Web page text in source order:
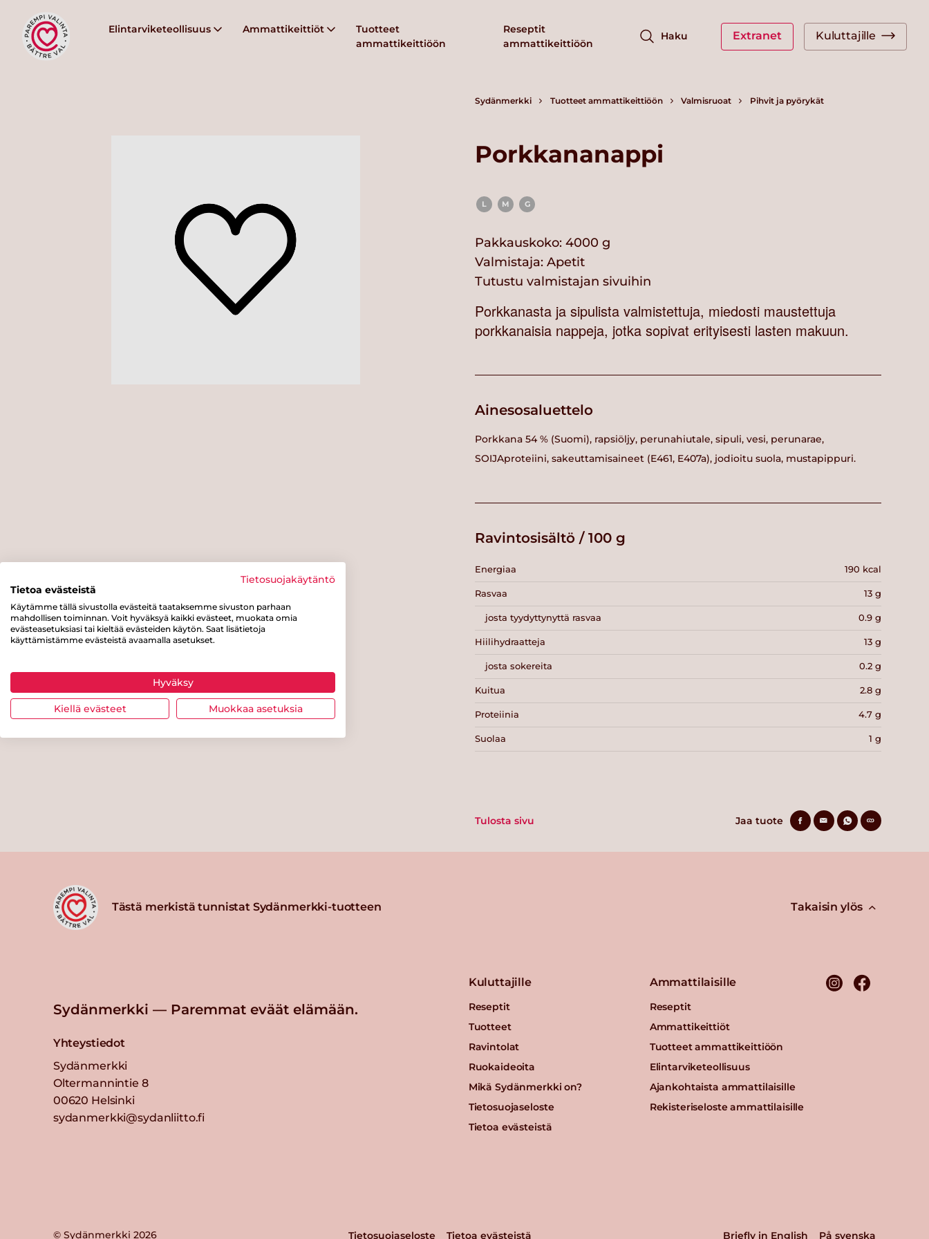
Elintarviketeollisuus Ammattikeittiöt
Tuotteet
ammattikeittiöön
Reseptit
ammattikeittiöön
Haku Extranet Kuluttajille
Sydänmerkki Tuotteet ammattikeittiöön Valmisruoat Pihvit ja pyörykät
Porkkananappi
L M G
Pakkauskoko: 4000 g
Valmistaja: Apetit
Tutustu valmistajan sivuihin
Porkkanasta ja sipulista valmistettuja, miedosti maustettuja
porkkanaisia nappeja, jotka sopivat erityisesti lasten makuun.
Ainesosaluettelo
Porkkana 54 % (Suomi), rapsiöljy, perunahiutale, sipuli, vesi, perunarae,
SOIJAproteiini, sakeuttamisaineet (E461, E407a), jodioitu suola, mustapippuri.
Ravintosisältö / 100 g
Energiaa 190 kcal
Rasvaa 13 g
josta tyydyttynyttä rasvaa 0.9 g
Hiilihydraatteja 13 g
josta sokereita 0.2 g
Kuitua 2.8 g
Proteiinia 4.7 g
Suolaa 1 g
Tulosta sivu Jaa tuote
Tästä merkistä tunnistat Sydänmerkki-tuotteen Takaisin ylös
Sydänmerkki — Paremmat eväät elämään.
Yhteystiedot
Sydänmerkki
Oltermannintie 8
00620 Helsinki
sydanmerkki@sydanliitto.fi
Kuluttajille
Reseptit
Tuotteet
Ravintolat
Ruokaideoita
Mikä Sydänmerkki on?
Tietosuojaseloste
Tietoa evästeistä
Ammattilaisille
Reseptit
Ammattikeittiöt
Tuotteet ammattikeittiöön
Elintarviketeollisuus
Ajankohtaista ammattilaisille
Rekisteriseloste ammattilaisille
© Sydänmerkki 2026 Tietosuojaseloste Tietoa evästeistä Briefly in English På svenska
Tietosuojakäytäntö
Tietoa evästeistä
Käytämme tällä sivustolla evästeitä taataksemme sivuston parhaan
mahdollisen toiminnan. Voit hyväksyä kaikki evästeet, muokata omia
evästeasetuksiasi tai kieltää evästeiden käytön. Saat lisätietoja
käyttämistämme evästeistä avaamalla asetukset.
Hyväksy
Kiellä evästeet Muokkaa asetuksia